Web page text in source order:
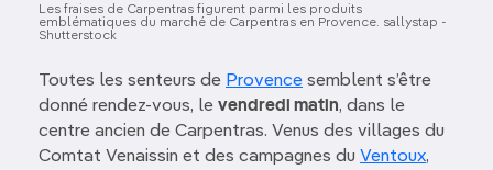
Les fraises de Carpentras figurent parmi les produits
emblématiques du marché de Carpentras en Provence. sallystap -
Shutterstock
Toutes les senteurs de Provence semblent s’être
donné rendez-vous, le vendredi matin, dans le
centre ancien de Carpentras. Venus des villages du
Comtat Venaissin et des campagnes du Ventoux,